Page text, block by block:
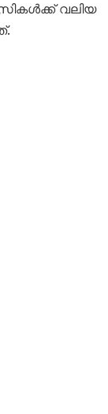
വലിയ